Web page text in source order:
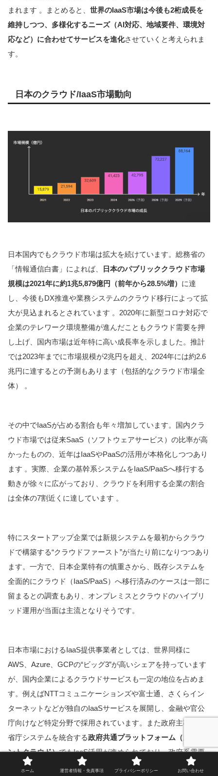
まれます 。まとめると、 世界のIaaS市場は今後も2桁成長を
維持しつつ、多様化するニーズ（AI対応、地域要件、環境対
応など）に合わせてサービスを進化させていくと考えられま
す。
日本のクラウド/IaaS市場動向
日本国内でもクラウド市場は拡大を続けています。総務省の
「情報通信白書」によれば、
日本のパブリッククラウド市場
規模は2021年に約1兆5,879億円（前年から28.5%増） に達
し、今後もDX推進や業務システムのクラウド移行によって拡
大が見込まれるとされています 。2020年に新型コロナ対応で
企業のテレワーク環境整備が進んだこともクラウド需要を押
し上げ、国内市場は近年特に高い成長率を示しました。推計
では2023年までに市場規模が2兆円を超え、2024年には約2.6
兆円に達するとの予測もあります（包括的なクラウド市場全
体） 。
その中でIaaSが占める割合も年々増加しています。国内クラ
ウド市場では従来SaaS（ソフトウェアサービス）の比率が高
かったものの、近年はIaaSやPaaSの活用が本格化しつつあり
ます 。実際、企業の基幹系システムをIaaS/PaaSへ移行する
動きが徐々に広がっており、クラウドを利用する企業の割合
は全体の7割近くに達しています 。
特にスタートアップ企業では新規システムを最初からクラウ
ドで構築する“クラウドファースト”が当たり前になりつつあり
ます。一方で、日本企業特有の慎重さから、既存システムを
全面的にクラウド（IaaS/PaaS）へ移行済みのケースは一部に
留まるとの調査もあり、オンプレミスとクラウドのハイブリ
ッド運用が当面は主流となりそうです。
日本市場におけるIaaS提供事業者としては、世界同様に
AWS、Azure、GCPの“ビッグ3”が高いシェアを持っています
が、国内企業によるクラウドサービスも一定の地位を占めま
す。例えばNTTコミュニケーションズや富士通、さくらイン
ターネットなどが独自のIaaSサービスを展開し、金融や官公
庁向けなど特定分野で採用されています。また政府主導で各
省庁システムを統合する政府共通プラットフォーム（ガバメ
ントクラウド）でもIaaS活用が進められており、政府系需要
も国内市場の一端を担っています。
ホーム 運営者情報・免責事項 プライバシーポリシー お問い合わせ